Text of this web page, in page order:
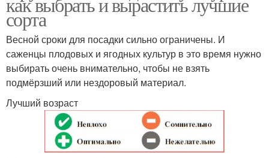
сорта
Весной сроки для посадки сильно ограничены. И
саженцы плодовых и ягодных культур в это время нужно
выбирать очень внимательно, чтобы не взять
подмёрзший или нездоровый материал.
Лучший возраст